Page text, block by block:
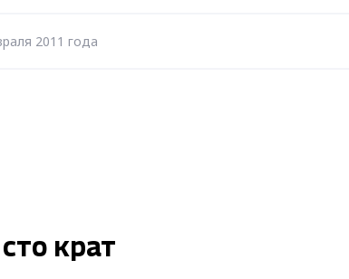
2011 года
крат